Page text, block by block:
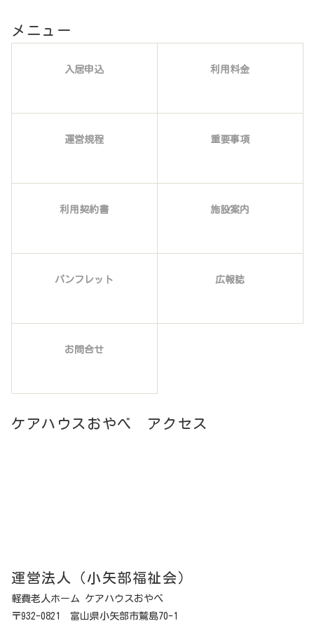
メニュー
入居申込 利用料金
運営規程 重要事項
利用契約書 施設案内
パンフレット 広報誌
お問合せ
ケアハウスおやべ アクセス
運営法人（小矢部福祉会）
軽費老人ホーム ケアハウスおやべ
〒932-0821 富山県小矢部市鷲島70-1